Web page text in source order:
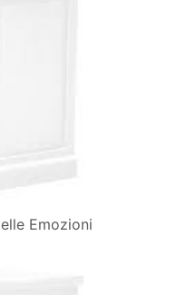
Emozioni